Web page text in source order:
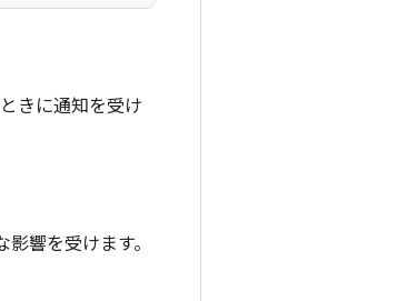
きに通知を受け
響を受けます。